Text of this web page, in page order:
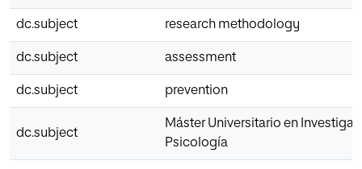
dc.subject research methodology
dc.subject assessment
dc.subject prevention
dc.subject
Máster Universitario en
Psicología